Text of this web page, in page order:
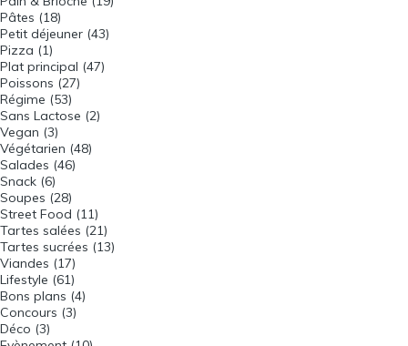
Pâtes (18)
Petit déjeuner (43)
Pizza (1)
Plat principal (47)
Poissons (27)
Régime (53)
Sans Lactose (2)
Vegan (3)
Végétarien (48)
Salades (46)
Snack (6)
Soupes (28)
Street Food (11)
Tartes salées (21)
Tartes sucrées (13)
Viandes (17)
Lifestyle (61)
Bons plans (4)
Concours (3)
Déco (3)